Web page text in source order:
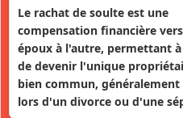
Le rachat de soulte est une
compensation financière
époux à l'autre, permettant
de devenir l'unique
bien commun,
lors d'un divorce ou d'une